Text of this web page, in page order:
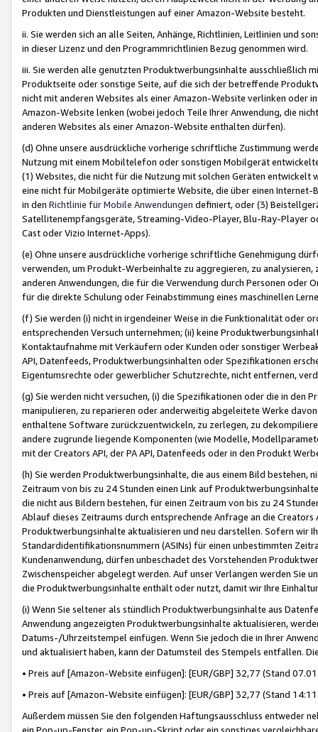
Produkten und Dienstleistungen auf einer Amazon-Website besteht.
ii. Sie werden sich an alle Seiten, Anhänge, Richtlinien, Leitlinien und
in dieser Lizenz und den Programmrichtlinien Bezug genommen wird.
iii. Sie werden alle genutzten Produktwerbungsinhalte ausschließlich
Produktseite oder sonstige Seite, auf die sich der betreffende
nicht mit anderen Websites als einer Amazon-Website verlinken oder
Amazon-Website lenken (wobei jedoch Teile Ihrer Anwendung, die
anderen Websites als einer Amazon-Website enthalten dürfen).
(d) Ohne unsere ausdrückliche vorherige schriftliche Zustimmung
Nutzung mit einem Mobiltelefon oder sonstigen Mobilgerät
(1) Websites, die nicht für die Nutzung mit solchen Geräten
eine nicht für Mobilgeräte optimierte Website, die über einen
in den Richtlinie für Mobile Anwendungen definiert, oder (3)
Satellitenempfangsgeräte, Streaming-Video-Player, Blu-Ray-Player
Cast oder Vizio Internet-Apps).
(e) Ohne unsere ausdrückliche vorherige schriftliche Genehmigung
verwenden, um Produkt-Werbeinhalte zu aggregieren, zu
anderen Anwendungen, die für die Verwendung durch Personen
für die direkte Schulung oder Feinabstimmung eines maschinellen
(f) Sie werden (i) nicht in irgendeiner Weise in die Funktionalität oder
entsprechenden Versuch unternehmen; (ii) keine
Kontaktaufnahme mit Verkäufern oder Kunden oder sonstiger
API, Datenfeeds, Produktwerbungsinhalten oder Spezifikationen
Eigentumsrechte oder gewerblicher Schutzrechte, nicht entfernen,
(g) Sie werden nicht versuchen, (i) die Spezifikationen oder die in
manipulieren, zu reparieren oder anderweitig abgeleitete Werke
enthaltene Software zurückzuentwickeln, zu zerlegen, zu
andere zugrunde liegende Komponenten (wie Modelle,
mit der Creators API, der PA API, Datenfeeds oder in den Produkt
(h) Sie werden Produktwerbungsinhalte, die aus einem Bild bestehen,
Zeitraum von bis zu 24 Stunden einen Link auf
die nicht aus Bildern bestehen, für einen Zeitraum von bis zu 24
Ablauf dieses Zeitraums durch entsprechende Anfrage an die
Produktwerbungsinhalte aktualisieren und neu darstellen. Sofern wir
Standardidentifikationsnummern (ASINs) für einen unbestimmten
Kundenanwendung, dürfen unbeschadet des Vorstehenden
Zwischenspeicher abgelegt werden. Auf unser Verlangen werden Sie
die Produktwerbungsinhalte enthält oder nutzt, damit wir Ihre
(i) Wenn Sie seltener als stündlich Produktwerbungsinhalte aus
Anwendung angezeigten Produktwerbungsinhalte aktualisieren,
Datums-/Uhrzeitstempel einfügen. Wenn Sie jedoch die in Ihrer
und aktualisiert haben, kann der Datumsteil des Stempels entfallen.
• Preis auf [Amazon-Website einfügen]: [EUR/GBP] 32,77 (Stand
• Preis auf [Amazon-Website einfügen]: [EUR/GBP] 32,77 (Stand
Außerdem müssen Sie den folgenden Haftungsausschluss entweder
ein Pop-up-Fenster, ein Pop-up-Skript oder ein sonstiges